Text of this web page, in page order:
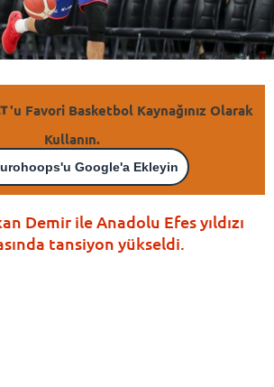
'u Favori Basketbol Kaynağınız Olarak
Kullanın.
Google'a Ekleyin
Demir ile Anadolu Efes yıldızı
tansiyon yükseldi.